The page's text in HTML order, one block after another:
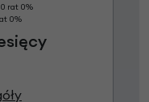
rat 0%
0%